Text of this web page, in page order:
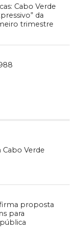
Cabo Verde
da
trimestre
Verde
proposta
para